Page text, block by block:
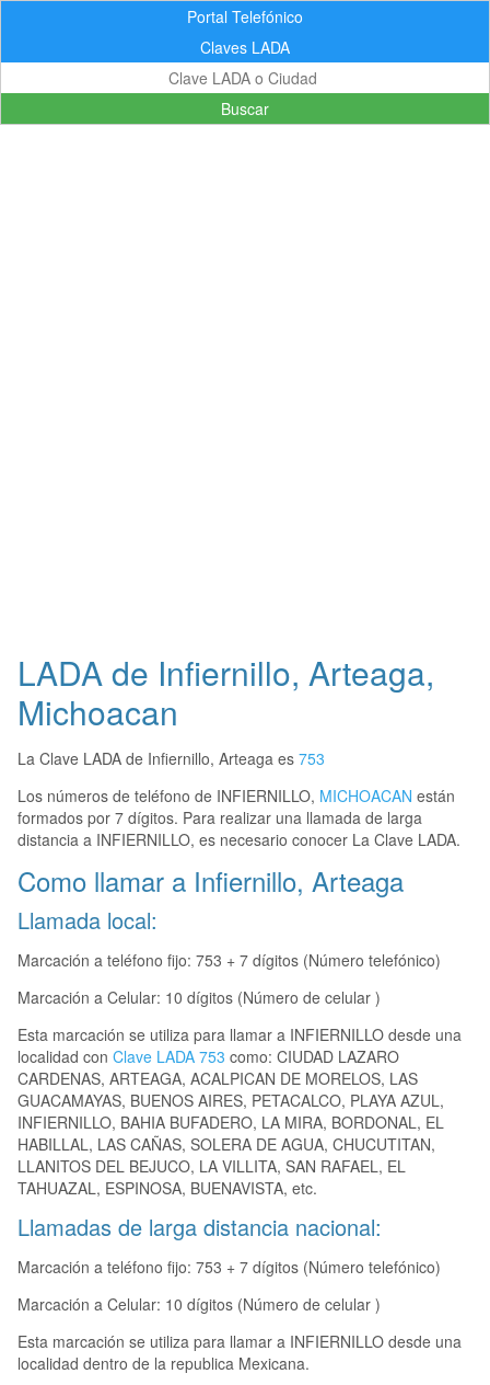
Portal Telefónico
Claves LADA
Buscar
LADA de Infiernillo, Arteaga,
Michoacan
La Clave LADA de Infiernillo, Arteaga es 753
Los números de teléfono de INFIERNILLO, MICHOACAN están
formados por 7 dígitos. Para realizar una llamada de larga
distancia a INFIERNILLO, es necesario conocer La Clave LADA.
Como llamar a Infiernillo, Arteaga
Llamada local:
Marcación a teléfono fijo: 753 + 7 dígitos (Número telefónico)
Marcación a Celular: 10 dígitos (Número de celular )
Esta marcación se utiliza para llamar a INFIERNILLO desde una
localidad con Clave LADA 753 como: CIUDAD LAZARO
CARDENAS, ARTEAGA, ACALPICAN DE MORELOS, LAS
GUACAMAYAS, BUENOS AIRES, PETACALCO, PLAYA AZUL,
INFIERNILLO, BAHIA BUFADERO, LA MIRA, BORDONAL, EL
HABILLAL, LAS CAÑAS, SOLERA DE AGUA, CHUCUTITAN,
LLANITOS DEL BEJUCO, LA VILLITA, SAN RAFAEL, EL
TAHUAZAL, ESPINOSA, BUENAVISTA, etc.
Llamadas de larga distancia nacional:
Marcación a teléfono fijo: 753 + 7 dígitos (Número telefónico)
Marcación a Celular: 10 dígitos (Número de celular )
Esta marcación se utiliza para llamar a INFIERNILLO desde una
localidad dentro de la republica Mexicana.